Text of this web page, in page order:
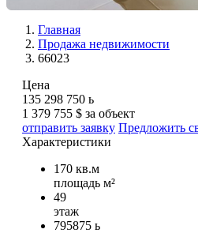
Главная
Продажа недвижимости
66023
Цена
135 298 750 ь
1 379 755 $ за объект
отправить заявку Предложить
Характеристики
170 кв.м
площадь м²
49
этаж
795875 ь